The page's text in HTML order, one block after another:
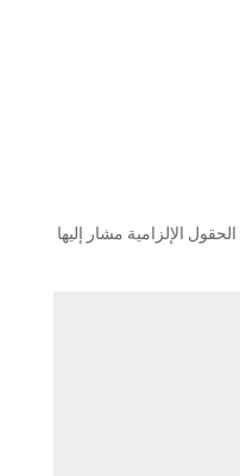
الحقول الإلزامية مشار إليها